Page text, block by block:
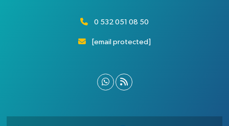
0 532 051 08 50
[email protected]